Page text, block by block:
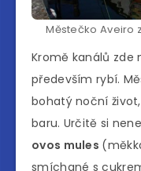
Městečko Aveiro
Kromě kanálů
především rybí.
bohatý noční
baru. Určitě si
ovos mules
smíchané s